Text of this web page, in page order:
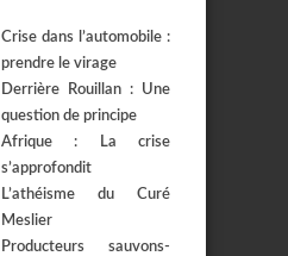
Crise dans l’automobile :
prendre le virage
Derrière Rouillan : Une
question de principe
Afrique : La crise
s’approfondit
L’athéisme du Curé
Meslier
Producteurs sauvons-